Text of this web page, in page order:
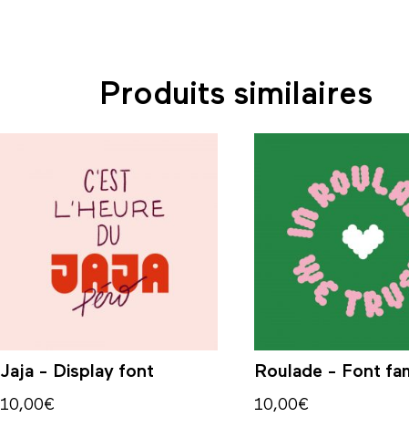
Produits similaires
Jaja - Display font
10,00€
Roulade - Font
10,00€